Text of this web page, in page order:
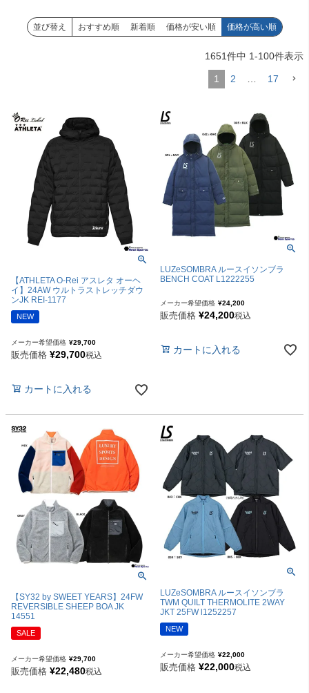
並び替え おすすめ順 新着順 価格が安い順 価格が高い順
1651件中 1-100件表示
1 2 … 17
【ATHLETA O-Rei アスレタ オーヘ
イ】24AW ウルトラストレッチダウ
ンJK REI-1177
NEW
メーカー希望価格 ¥29,700
販売価格 ¥29,700税込
カートに入れる
LUZeSOMBRA ルースイソンブラ
BENCH COAT L1222255
メーカー希望価格 ¥24,200
販売価格 ¥24,200税込
カートに入れる
【SY32 by SWEET YEARS】24FW
REVERSIBLE SHEEP BOA JK
14551
SALE
メーカー希望価格 ¥29,700
販売価格 ¥22,480税込
LUZeSOMBRA ルースイソンブラ
TWM QUILT THERMOLITE 2WAY
JKT 25FW l1252257
NEW
メーカー希望価格 ¥22,000
販売価格 ¥22,000税込